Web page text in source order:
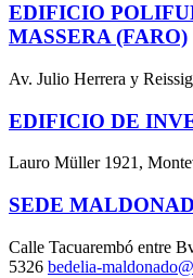
EDIFICIO
MASSERA (FARO)
Av. Julio Herrera y
EDIFICIO DE
Lauro Müller 1921,
SEDE
Calle Tacuarembó entre
5326 bedelia-